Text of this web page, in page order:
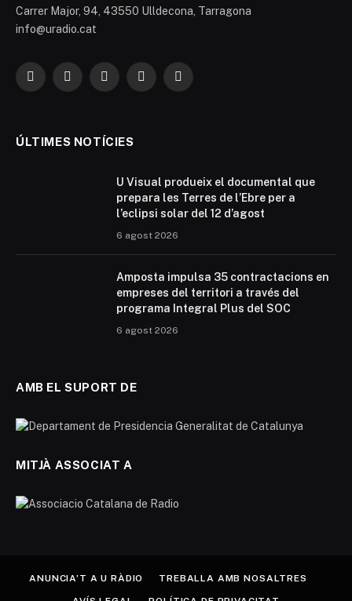
Carrer Major, 94, 43550 Ulldecona, Tarragona
info@uradio.cat
Facebook
X
InstagramYouTubeTikTok
ÚLTIMES NOTÍCIES
U Visual produeix el documental que
prepara les Terres de l’Ebre per a
l’eclipsi solar del 12 d’agost
6 agost 2026
Amposta impulsa 35 contractacions en
empreses del territori a través del
programa Integral Plus del SOC
6 agost 2026
AMB EL SUPORT DE
MITJÀ ASSOCIAT A
ANUNCIA’T A U RÀDIO TREBALLA AMB NOSALTRES